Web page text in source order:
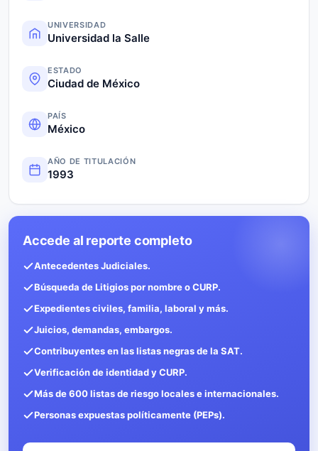
UNIVERSIDAD
Universidad la Salle
ESTADO
Ciudad de México
PAÍS
México
AÑO DE TITULACIÓN
1993
Accede al reporte completo
Antecedentes Judiciales.
Búsqueda de Litigios por nombre o CURP.
Expedientes civiles, familia, laboral y más.
Juicios, demandas, embargos.
Contribuyentes en las listas negras de la SAT.
Verificación de identidad y CURP.
Más de 600 listas de riesgo locales e internacionales.
Personas expuestas políticamente (PEPs).